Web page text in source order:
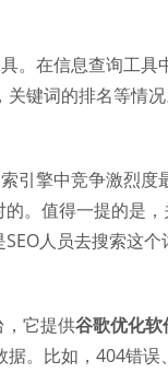
。在信息查询工具
键词的排名等情
引擎中竞争激烈度
。值得一提的是
人员去搜索这
，它提供谷歌优化软
。比如，404错误